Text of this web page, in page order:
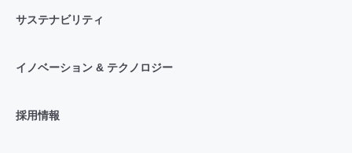
サステナビリティ
イノベーション & テクノロジー
採用情報